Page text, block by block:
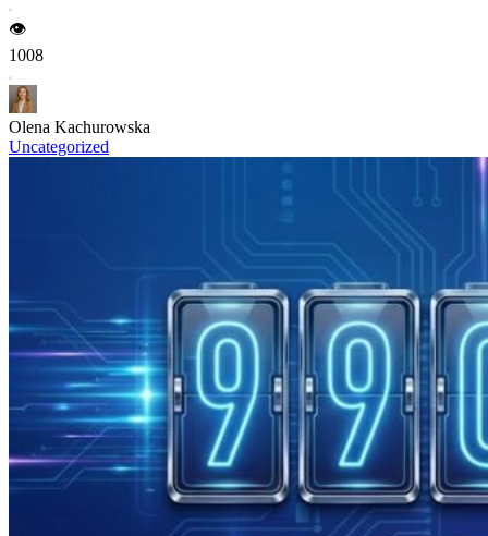
👁️
1008
Olena Kachurowska
Uncategorized